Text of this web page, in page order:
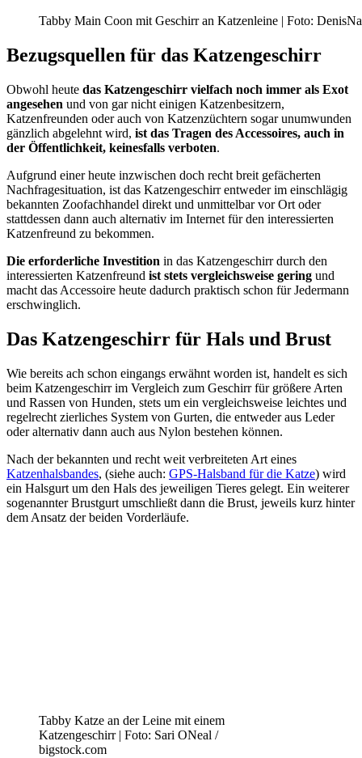
Tabby Main Coon mit Geschirr an Katzenleine | Foto:
Bezugsquellen für das Katzengeschirr
Obwohl heute das Katzengeschirr vielfach noch immer als Exot
angesehen und von gar nicht einigen Katzenbesitzern,
Katzenfreunden oder auch von Katzenzüchtern sogar unumwunden
gänzlich abgelehnt wird, ist das Tragen des Accessoires, auch in
der Öffentlichkeit, keinesfalls verboten.
Aufgrund einer heute inzwischen doch recht breit gefächerten
Nachfragesituation, ist das Katzengeschirr entweder im einschlägig
bekannten Zoofachhandel direkt und unmittelbar vor Ort oder
stattdessen dann auch alternativ im Internet für den interessierten
Katzenfreund zu bekommen.
Die erforderliche Investition in das Katzengeschirr durch den
interessierten Katzenfreund ist stets vergleichsweise gering und
macht das Accessoire heute dadurch praktisch schon für Jedermann
erschwinglich.
Das Katzengeschirr für Hals und Brust
Wie bereits ach schon eingangs erwähnt worden ist, handelt es sich
beim Katzengeschirr im Vergleich zum Geschirr für größere Arten
und Rassen von Hunden, stets um ein vergleichsweise leichtes und
regelrecht zierliches System von Gurten, die entweder aus Leder
oder alternativ dann auch aus Nylon bestehen können.
Nach der bekannten und recht weit verbreiteten Art eines
Katzenhalsbandes, (siehe auch: GPS-Halsband für die Katze) wird
ein Halsgurt um den Hals des jeweiligen Tieres gelegt. Ein weiterer
sogenannter Brustgurt umschließt dann die Brust, jeweils kurz hinter
dem Ansatz der beiden Vorderläufe.
Tabby Katze an der Leine mit einem
Katzengeschirr | Foto: Sari ONeal /
bigstock.com